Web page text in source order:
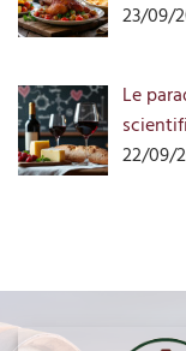
23/09/
Le
22/09/